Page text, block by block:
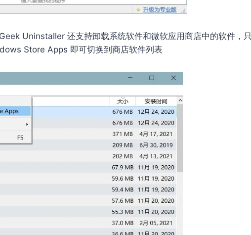
Uninstaller 还支持卸载系统软件和微软应用商店中的软件，只
Store Apps 即可切换到商店软件列表